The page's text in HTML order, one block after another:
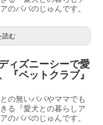
のパパのじゅんです。
読む
ィズニーシーで愛
『ペットクラブ』
の無いパパやママでも
る『愛犬との暮らしア
のパパのじゅんです。